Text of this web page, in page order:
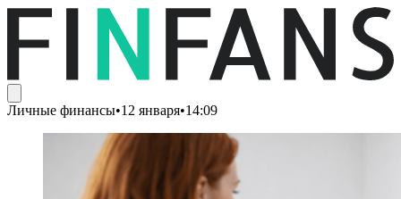
Личные финансы•12 января•14:09